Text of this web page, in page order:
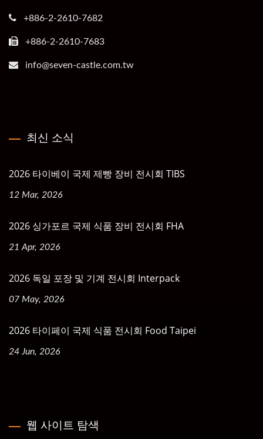
+886-2-2610-7682
+886-2-2610-7683
info@seven-castle.com.tw
최신 소식
2026 타이베이 국제 제빵 장비 전시회 TIBS
12 Mar, 2026
2026 싱가포르 국제 식품 장비 전시회 FHA
21 Apr, 2026
2026 독일 포장 및 기계 전시회 Interpack
07 May, 2026
2026 타이페이 국제 식품 전시회 Food Taipei
24 Jun, 2026
웹 사이트 탐색